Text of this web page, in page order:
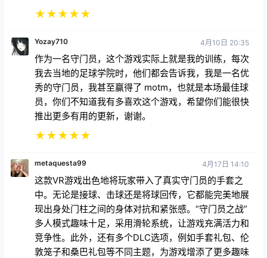
★★★★★
Yozay710 4月10日 20:35
作为一名守门员，这个游戏实际上就是我的训练，每次
我去当地的足球学院时，他们都会告诉我，我是一名优
秀的守门员，我甚至赢得了 motm，也就是本场最佳球
员，你们不知道我有多喜欢这个游戏，希望你们能很快
推出更多有用的更新，谢谢。
★★★★★
metaquesta99 4月17日 14:10
这款VR游戏出色地将玩家带入了真实守门员的手套之
中。无论是接球、击球还是将球回传，它都能完美地展
现出身处门柱之间的身体对抗和紧张感。“守门员之战”
多人模式趣味十足，采用滑轮系统，让游戏充满活力和
竞争性。此外，还有多个DLC选项，例如手套礼包、伦
敦笼子和桑巴礼包等不同主题，为游戏增添了更多趣味